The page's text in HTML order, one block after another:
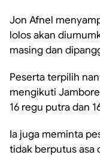
Jon Afnel
lolos akan
masing dan
Peserta terpilih
mengikuti
16 regu putra dan
Ia juga meminta
tidak berputus asa